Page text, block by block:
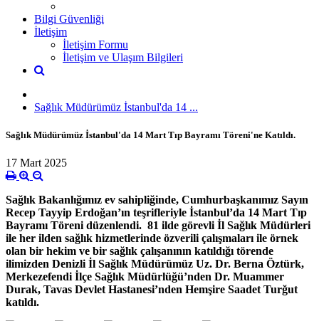
Bilgi Güvenliği
İletişim
İletişim Formu
İletişim ve Ulaşım Bilgileri
Sağlık Müdürümüz İstanbul'da 14 ...
Sağlık Müdürümüz İstanbul'da 14 Mart Tıp Bayramı Töreni'ne Katıldı.
17 Mart 2025
Sağlık Bakanlığımız ev sahipliğinde, Cumhurbaşkanımız Sayın
Recep Tayyip Erdoğan’ın teşrifleriyle İstanbul’da 14 Mart Tıp
Bayramı Töreni düzenlendi. 81 ilde görevli İl Sağlık Müdürleri
ile her ilden sağlık hizmetlerinde özverili çalışmaları ile örnek
olan bir hekim ve bir sağlık çalışanının katıldığı törende
ilimizden Denizli İl Sağlık Müdürümüz Uz. Dr. Berna Öztürk,
Merkezefendi İlçe Sağlık Müdürlüğü’nden Dr. Muammer
Durak, Tavas Devlet Hastanesi’nden Hemşire Saadet Turğut
katıldı.